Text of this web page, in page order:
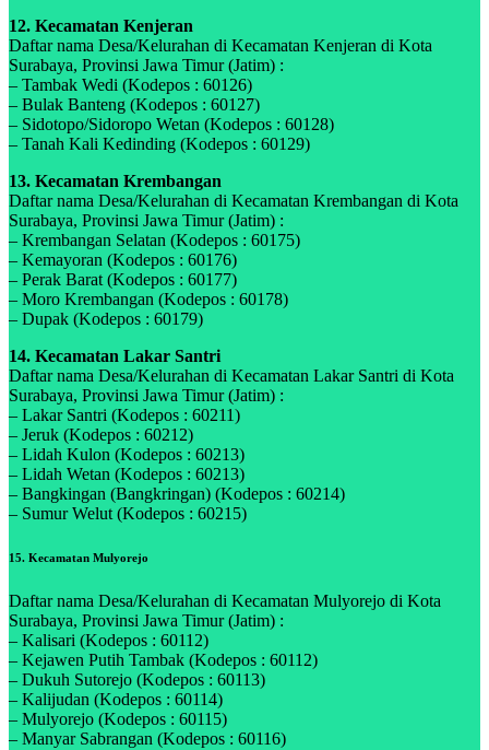
12. Kecamatan Kenjeran
Daftar nama Desa/Kelurahan di Kecamatan Kenjeran di Kota
Surabaya, Provinsi Jawa Timur (Jatim) :
– Tambak Wedi (Kodepos : 60126)
– Bulak Banteng (Kodepos : 60127)
– Sidotopo/Sidoropo Wetan (Kodepos : 60128)
– Tanah Kali Kedinding (Kodepos : 60129)
13. Kecamatan Krembangan
Daftar nama Desa/Kelurahan di Kecamatan Krembangan di Kota
Surabaya, Provinsi Jawa Timur (Jatim) :
– Krembangan Selatan (Kodepos : 60175)
– Kemayoran (Kodepos : 60176)
– Perak Barat (Kodepos : 60177)
– Moro Krembangan (Kodepos : 60178)
– Dupak (Kodepos : 60179)
14. Kecamatan Lakar Santri
Daftar nama Desa/Kelurahan di Kecamatan Lakar Santri di Kota
Surabaya, Provinsi Jawa Timur (Jatim) :
– Lakar Santri (Kodepos : 60211)
– Jeruk (Kodepos : 60212)
– Lidah Kulon (Kodepos : 60213)
– Lidah Wetan (Kodepos : 60213)
– Bangkingan (Bangkringan) (Kodepos : 60214)
– Sumur Welut (Kodepos : 60215)
15. Kecamatan Mulyorejo
Daftar nama Desa/Kelurahan di Kecamatan Mulyorejo di Kota
Surabaya, Provinsi Jawa Timur (Jatim) :
– Kalisari (Kodepos : 60112)
– Kejawen Putih Tambak (Kodepos : 60112)
– Dukuh Sutorejo (Kodepos : 60113)
– Kalijudan (Kodepos : 60114)
– Mulyorejo (Kodepos : 60115)
– Manyar Sabrangan (Kodepos : 60116)